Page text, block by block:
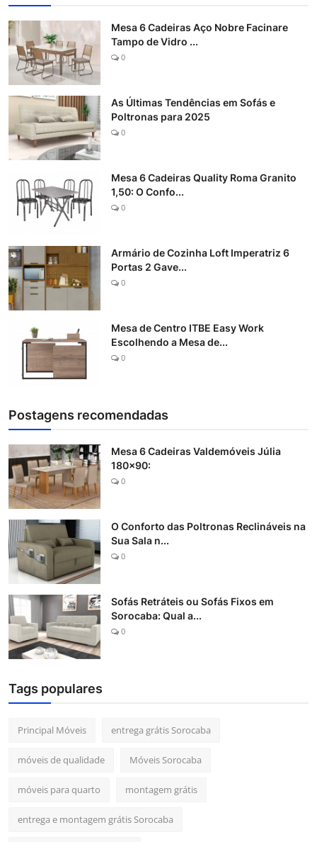
Mesa 6 Cadeiras Aço Nobre Facinare
Tampo de Vidro ...
0
As Últimas Tendências em Sofás e
Poltronas para 2025
0
Mesa 6 Cadeiras Quality Roma Granito
1,50: O Confo...
0
Armário de Cozinha Loft Imperatriz 6
Portas 2 Gave...
0
Mesa de Centro ITBE Easy Work
Escolhendo a Mesa de...
0
Postagens recomendadas
Mesa 6 Cadeiras Valdemóveis Júlia
180x90:
0
O Conforto das Poltronas Reclináveis na
Sua Sala n...
0
Sofás Retráteis ou Sofás Fixos em
Sorocaba: Qual a...
0
Tags populares
Principal Móveis entrega grátis Sorocaba
móveis de qualidade Móveis Sorocaba
móveis para quarto montagem grátis
entrega e montagem grátis Sorocaba